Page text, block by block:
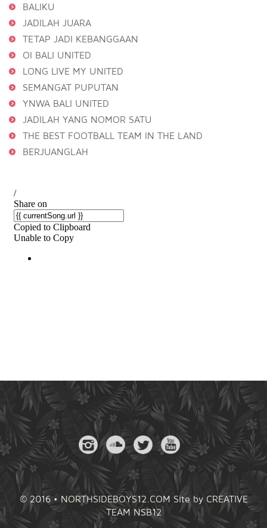
BALIKU
JADILAH JUARA
TETAP JADI KEBANGGAAN
OI BALI UNITED
LONG LIVE MY UNITED
SEMANGAT PUPUTAN
YNWA BALI UNITED
JADILAH YANG NOMOR SATU
THE BEST FOOTBALL TEAM IN THE LAND
BERJUANGLAH
© 2016 • NORTHSIDEBOYS12.COM Site by CREATIVE
TEAM NSB12